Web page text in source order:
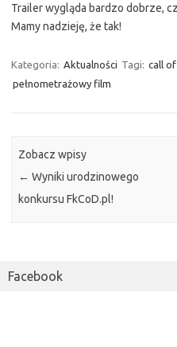
Trailer wygląda bardzo dobrze,
Mamy nadzieję, że tak!
Kategoria: Aktualności Tagi: call
pełnometrażowy film
Zobacz wpisy
← Wyniki urodzinowego
konkursu FkCoD.pl!
Facebook